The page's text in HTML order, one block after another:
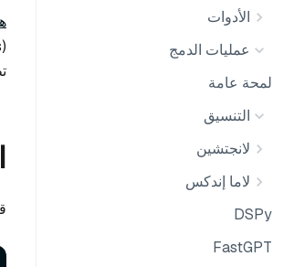
الأدوات
عمليات الدمج
لمحة عامة
التنسيق
لانجتشين
لاما إندكس
DSPy
FastGPT
(LLMs).